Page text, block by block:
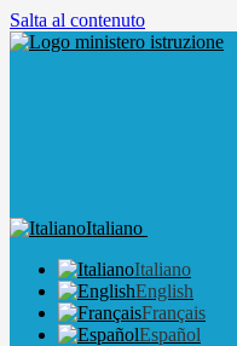
Salta al contenuto
Italiano
Italiano
English
Français
Español